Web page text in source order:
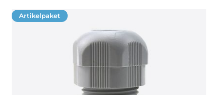
Artikelpaket